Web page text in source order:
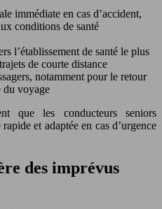
immédiate en cas d’accident,
conditions de santé
l’établissement de santé le plus
de courte distance
notamment pour le retour
du voyage
que les conducteurs seniors
et adaptée en cas d’urgence
des imprévus